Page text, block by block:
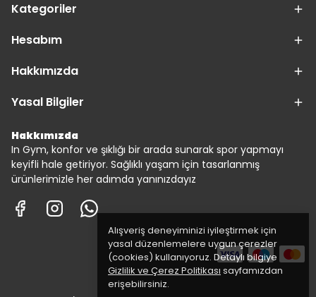
Alışveriş deneyiminizi iyileştirmek için
yasal düzenlemelere uygun çerezler
(cookies) kullanıyoruz. Detaylı bilgiye
Gizlilik ve Çerez Politikası sayfamızdan
erişebilirsiniz.
Kategoriler
Hesabım
Hakkımızda
Yasal Bilgiler
Hakkımızda
In Gym, konfor ve şıklığı bir arada sunarak spor yapmayı
keyifli hale getiriyor. Sağlıklı yaşam için tasarlanmış
ürünlerimizle her adımda yanınızdayız